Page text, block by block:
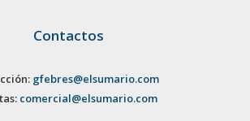
Contactos
gfebres@elsumario.com
comercial@elsumario.com